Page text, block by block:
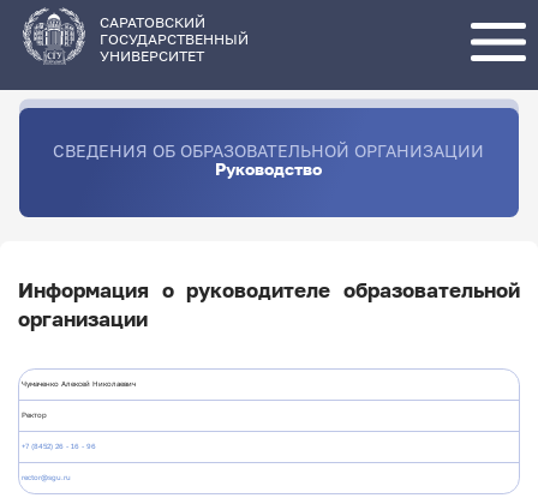
основному
содержанию
САРАТОВСКИЙ
ГОСУДАРСТВЕННЫЙ
УНИВЕРСИТЕТ
СВЕДЕНИЯ ОБ ОБРАЗОВАТЕЛЬНОЙ ОРГАНИЗАЦИИ
Руководство
Информация о руководителе образовательной
организации
Чумаченко Алексей Николаевич
Ректор
+7 (8452) 26 - 16 - 96
rector@sgu.ru